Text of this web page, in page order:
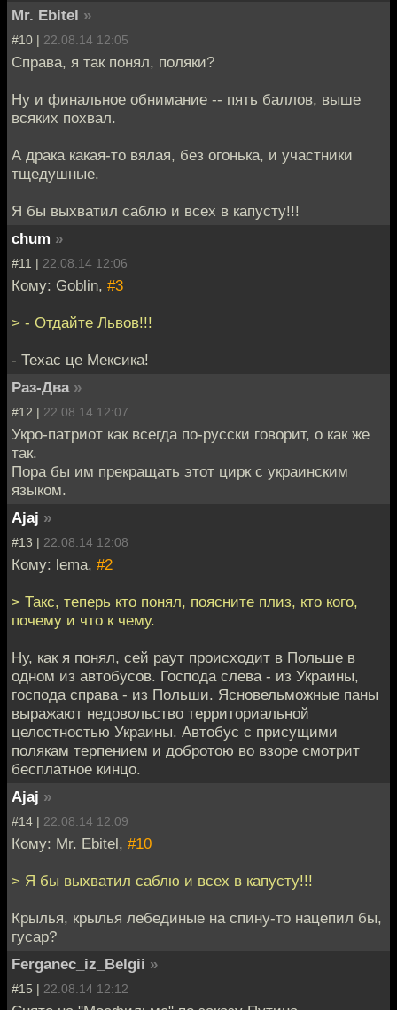
Mr. Ebitel »
#10 | 22.08.14 12:05
Справа, я так понял, поляки?
Ну и финальное обнимание -- пять баллов, выше
всяких похвал.
А драка какая-то вялая, без огонька, и участники
тщедушные.
Я бы выхватил саблю и всех в капусту!!!
chum »
#11 | 22.08.14 12:06
Кому: Goblin, #3
> - Отдайте Львов!!!
- Техас це Мексика!
Раз-Два »
#12 | 22.08.14 12:07
Укро-патриот как всегда по-русски говорит, о как же
так.
Пора бы им прекращать этот цирк с украинским
языком.
Ajaj »
#13 | 22.08.14 12:08
Кому: lema, #2
> Такс, теперь кто понял, поясните плиз, кто кого,
почему и что к чему.
Ну, как я понял, сей раут происходит в Польше в
одном из автобусов. Господа слева - из Украины,
господа справа - из Польши. Ясновельможные паны
выражают недовольство территориальной
целостностью Украины. Автобус с присущими
полякам терпением и добротою во взоре смотрит
бесплатное кинцо.
Ajaj »
#14 | 22.08.14 12:09
Кому: Mr. Ebitel, #10
> Я бы выхватил саблю и всех в капусту!!!
Крылья, крылья лебединые на спину-то нацепил бы,
гусар?
Ferganec_iz_Belgii »
#15 | 22.08.14 12:12